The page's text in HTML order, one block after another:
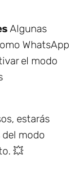
Algunas
WhatsApp
el modo
estarás
modo
💥